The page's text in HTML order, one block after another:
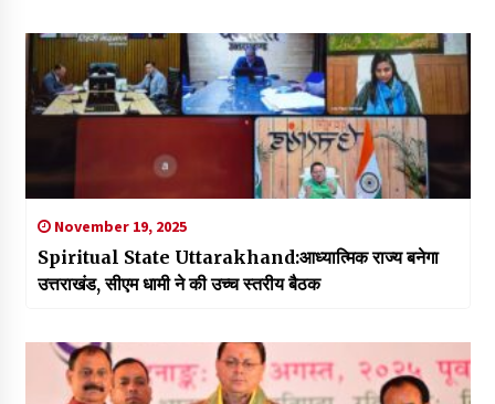
November 19, 2025
Spiritual State Uttarakhand:आध्यात्मिक राज्य बनेगा
उत्तराखंड, सीएम धामी ने की उच्च स्तरीय बैठक